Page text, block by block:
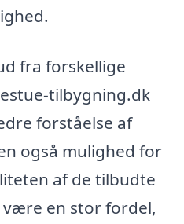
fra forskellige
tilbygning.dk
forståelse af
også mulighed for
af de tilbudte
være en stor fordel,